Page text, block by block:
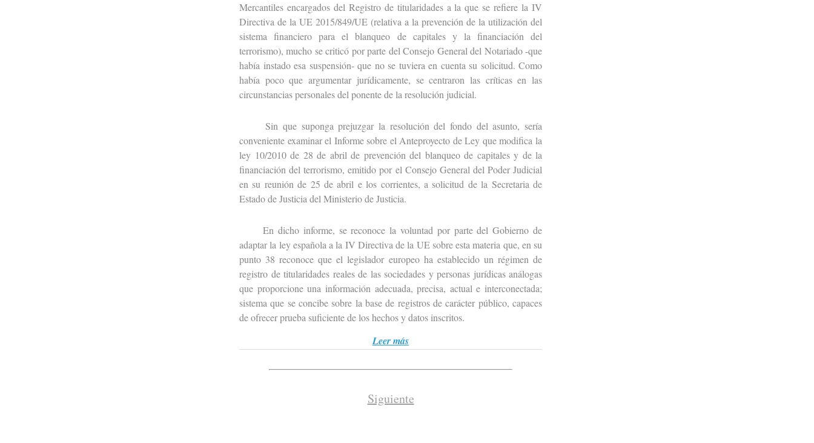
Mercantiles encargados del Registro de titularidades a la que se refiere la IV
Directiva de la UE 2015/849/UE (relativa a la prevención de la utilización del
sistema financiero para el blanqueo de capitales y la financiación del
terrorismo), mucho se criticó por parte del Consejo General del Notariado -que
había instado esa suspensión- que no se tuviera en cuenta su solicitud. Como
había poco que argumentar jurídicamente, se centraron las críticas en las
circunstancias personales del ponente de la resolución judicial.
Sin que suponga prejuzgar la resolución del fondo del asunto, sería
conveniente examinar el Informe sobre el Anteproyecto de Ley que modifica la
ley 10/2010 de 28 de abril de prevención del blanqueo de capitales y de la
financiación del terrorismo, emitido por el Consejo General del Poder Judicial
en su reunión de 25 de abril e los corrientes, a solicitud de la Secretaria de
Estado de Justicia del Ministerio de Justicia.
En dicho informe, se reconoce la voluntad por parte del Gobierno de
adaptar la ley española a la IV Directiva de la UE sobre esta materia que, en su
punto 38 reconoce que el legislador europeo ha establecido un régimen de
registro de titularidades reales de las sociedades y personas jurídicas análogas
que proporcione una información adecuada, precisa, actual e interconectada;
sistema que se concibe sobre la base de registros de carácter público, capaces
de ofrecer prueba suficiente de los hechos y datos inscritos.
Leer más
Siguiente